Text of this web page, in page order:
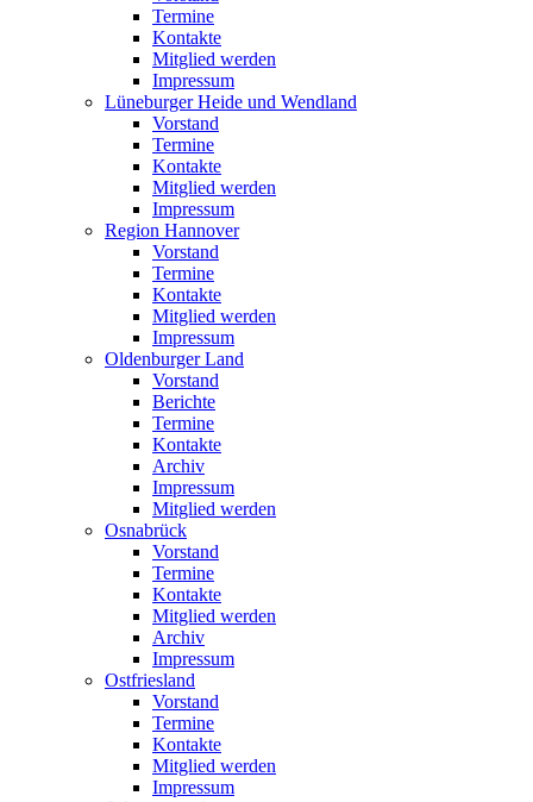
Termine
Kontakte
Mitglied werden
Impressum
Lüneburger Heide und Wendland
Vorstand
Termine
Kontakte
Mitglied werden
Impressum
Region Hannover
Vorstand
Termine
Kontakte
Mitglied werden
Impressum
Oldenburger Land
Vorstand
Berichte
Termine
Kontakte
Archiv
Impressum
Mitglied werden
Osnabrück
Vorstand
Termine
Kontakte
Mitglied werden
Archiv
Impressum
Ostfriesland
Vorstand
Termine
Kontakte
Mitglied werden
Impressum